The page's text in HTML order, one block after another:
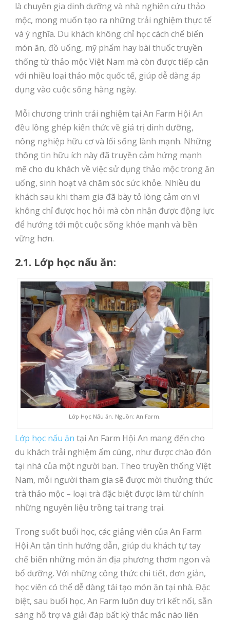
là chuyên gia dinh dưỡng và nhà nghiên cứu thảo
mộc, mong muốn tạo ra những trải nghiệm thực tế
và ý nghĩa. Du khách không chỉ học cách chế biến
món ăn, đồ uống, mỹ phẩm hay bài thuốc truyền
thống từ thảo mộc Việt Nam mà còn được tiếp cận
với nhiều loại thảo mộc quốc tế, giúp dễ dàng áp
dụng vào cuộc sống hàng ngày.
Mỗi chương trình trải nghiệm tại An Farm Hội An
đều lồng ghép kiến thức về giá trị dinh dưỡng,
nông nghiệp hữu cơ và lối sống lành mạnh. Những
thông tin hữu ích này đã truyền cảm hứng mạnh
mẽ cho du khách về việc sử dụng thảo mộc trong ăn
uống, sinh hoạt và chăm sóc sức khỏe. Nhiều du
khách sau khi tham gia đã bày tỏ lòng cảm ơn vì
không chỉ được học hỏi mà còn nhận được động lực
để hướng tới một cuộc sống khỏe mạnh và bền
vững hơn.
2.1. Lớp học nấu ăn:
Lớp Học Nấu ăn. Nguồn: An Farm.
Lớp học nấu ăn tại An Farm Hội An mang đến cho
du khách trải nghiệm ấm cúng, như được chào đón
tại nhà của một người bạn. Theo truyền thống Việt
Nam, mỗi người tham gia sẽ được mời thưởng thức
trà thảo mộc – loại trà đặc biệt được làm từ chính
những nguyên liệu trồng tại trang trại.
Trong suốt buổi học, các giảng viên của An Farm
Hội An tận tình hướng dẫn, giúp du khách tự tay
chế biến những món ăn địa phương thơm ngon và
bổ dưỡng. Với những công thức chi tiết, đơn giản,
học viên có thể dễ dàng tái tạo món ăn tại nhà. Đặc
biệt, sau buổi học, An Farm luôn duy trì kết nối, sẵn
sàng hỗ trợ và giải đáp bất kỳ thắc mắc nào liên